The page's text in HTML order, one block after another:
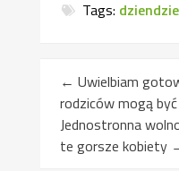
Tags:
← Uwielbiam
rodziców mogą
Jednostronna
te gorsze kobiety